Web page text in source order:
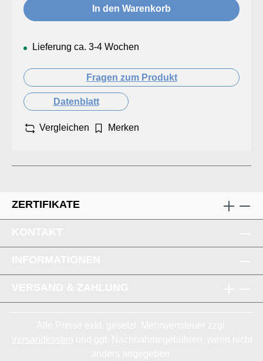
In den Warenkorb
Lieferung ca. 3-4 Wochen
Fragen zum Produkt
Datenblatt
Vergleichen Merken
ZERTIFIKATE